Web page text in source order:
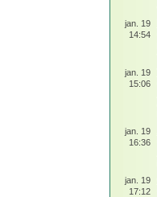
jan. 19
14:54
jan. 19
15:06
jan. 19
16:36
jan. 19
17:12